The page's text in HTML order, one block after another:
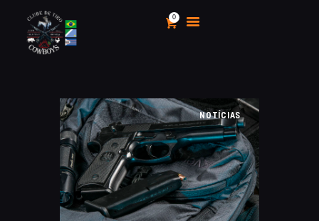
0
CLUBE DE TIRO COWBOYS
HOME
O CLUBE
CALENDÁRIO E
CAMPEONATOS 2025
INSCRIÇÃO
MÍDIA
NOTÍCIAS